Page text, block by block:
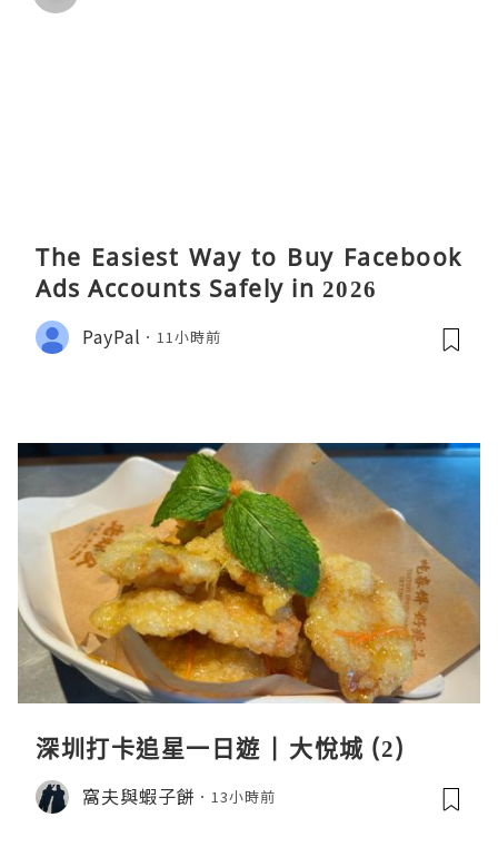
The Easiest Way to Buy Facebook
Ads Accounts Safely in 2026
PayPal 11小時前
深圳打卡追星一日遊 | 大悅城 (2)
窩夫與蝦子餅 13小時前